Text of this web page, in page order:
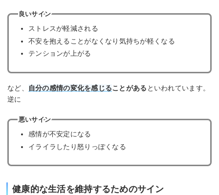
良いサイン
ストレスが軽減される
不安を抱えることがなくなり気持ちが軽くなる
テンションが上がる
など、 自分の感情の変化を感じることがある といわれています。
逆に
悪いサイン
感情が不安定になる
イライラしたり怒りっぽくなる
健康的な生活を維持するためのサイン